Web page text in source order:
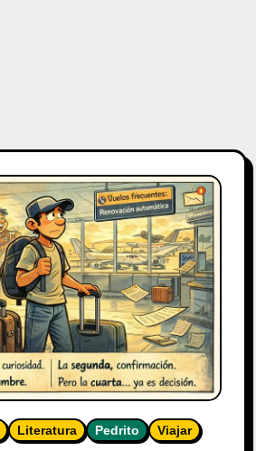
Literatura Pedrito Viajar